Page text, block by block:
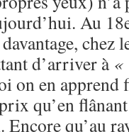
Au
chez
d’arriver à «
on en apprend
qu’en
qu’au